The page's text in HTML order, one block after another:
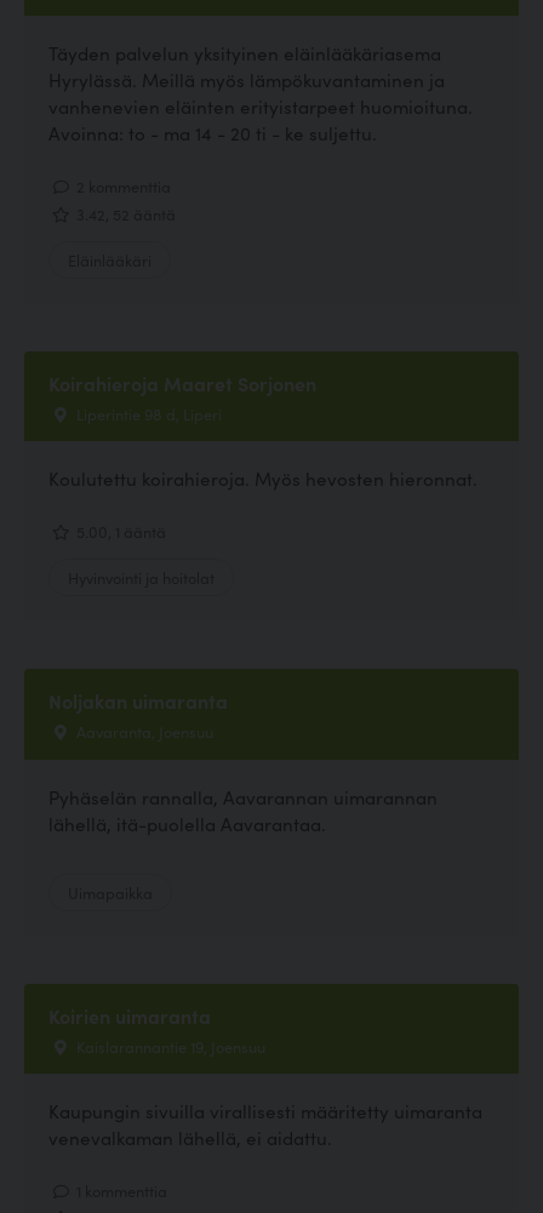
Täyden palvelun yksityinen eläinlääkäriasema
Hyrylässä. Meillä myös lämpökuvantaminen ja
vanhenevien eläinten erityistarpeet huomioituna.
Avoinna: to - ma 14 - 20 ti - ke suljettu.
Koirahieroja Maaret Sorjonen
Liperintie 98 d, Liperi
Koulutettu koirahieroja. Myös hevosten hieronnat.
Noljakan uimaranta
Aavaranta, Joensuu
Pyhäselän rannalla, Aavarannan uimarannan
lähellä, itä-puolella Aavarantaa.
Koirien uimaranta
Kaislarannantie 19, Joensuu
Kaupungin sivuilla virallisesti määritetty uimaranta
venevalkaman lähellä, ei aidattu.